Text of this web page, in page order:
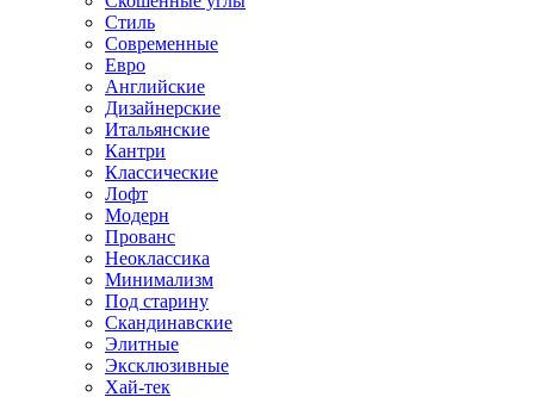
Стиль
Современные
Евро
Английские
Дизайнерские
Итальянские
Кантри
Классические
Лофт
Модерн
Прованс
Неоклассика
Минимализм
Под старину
Скандинавские
Элитные
Эксклюзивные
Хай-тек